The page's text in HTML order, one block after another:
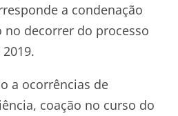
a condenação
no decorrer do processo
a ocorrências de
coação no curso do